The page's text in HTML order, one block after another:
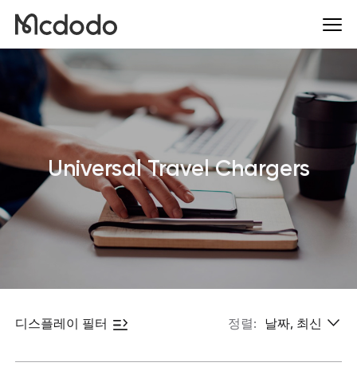
Universal Travel Chargers
디스플레이 필터 정렬: 날짜, 최신